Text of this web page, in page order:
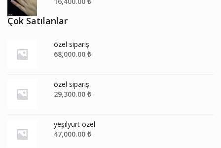
Çok Satılanlar
özel sipariş
68,000.00 ₺
özel sipariş
29,300.00 ₺
yeşilyurt özel
47,000.00 ₺